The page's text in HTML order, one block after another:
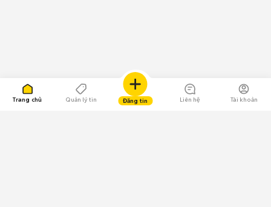
Trang chủ Quản lý tin Đăng tin Liên hệ Tài khoản